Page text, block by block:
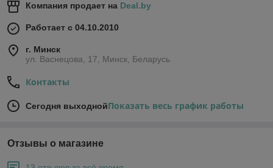
Компания продает на Deal.by
Работает с 04.10.2010
г. Минск
ул. Васнецова, 17, Минск, Беларусь
Контакты
Сегодня выходнойПоказать весь график работы
Отзывы о магазине